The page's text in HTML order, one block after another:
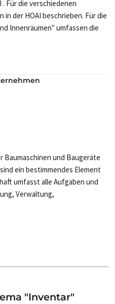
Für die verschiedenen
der HOAI beschrieben. Für die
Innenräumen" umfassen die
Baumaschinen und Baugeräte
ein bestimmendes Element
umfasst alle Aufgaben und
Verwaltung,
"Inventar"